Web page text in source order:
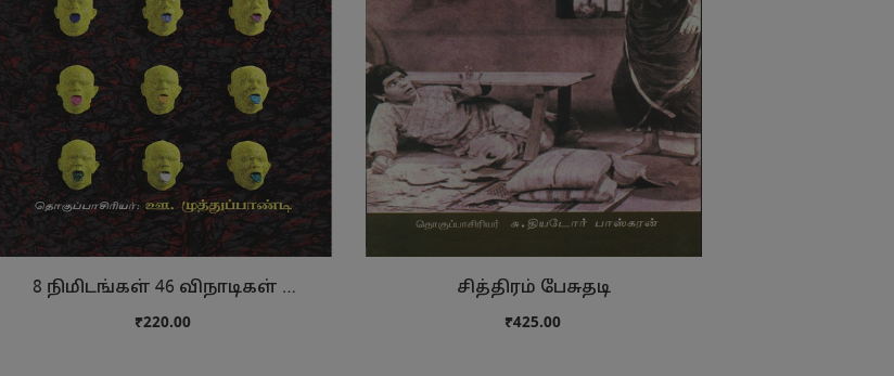
8 நிமிடங்கள் 46 விநாடிகள் …
₹220.00
சித்திரம் பேசுதடி
₹425.00